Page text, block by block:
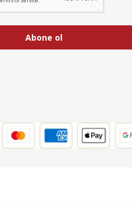
Abone ol